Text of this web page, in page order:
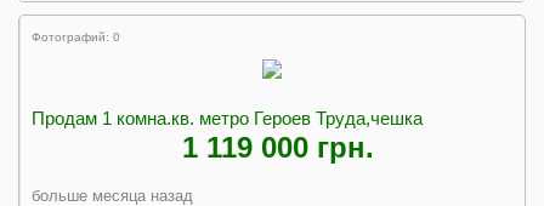
Фотографий: 0
Продам 1 комна.кв. метро Героев Труда,чешка
1 119 000 грн.
больше месяца назад